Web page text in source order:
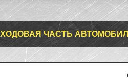
ХОДОВАЯ ЧАСТЬ